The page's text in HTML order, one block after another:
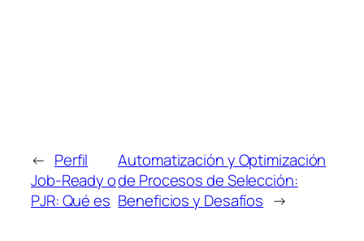
← Perfil
Job-Ready o
PJR: Qué es
Automatización y Optimización
de Procesos de Selección:
Beneficios y Desafíos →